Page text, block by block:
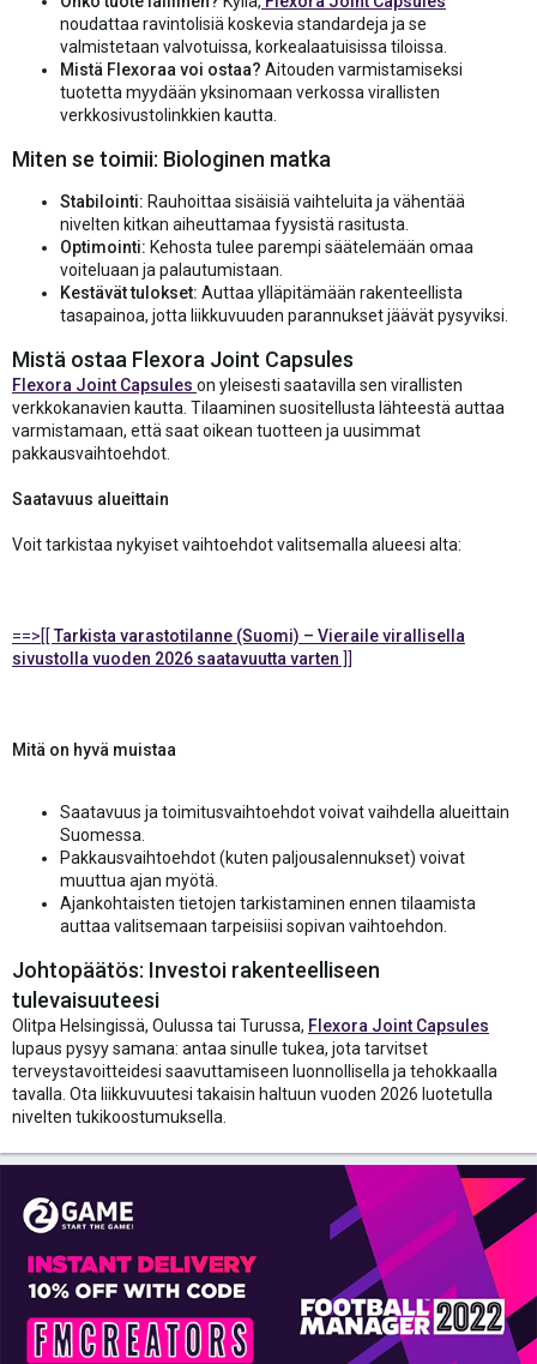
noudattaa ravintolisiä koskevia standardeja ja se
valmistetaan valvotuissa, korkealaatuisissa tiloissa.
Mistä Flexoraa voi ostaa? Aitouden varmistamiseksi
tuotetta myydään yksinomaan verkossa virallisten
verkkosivustolinkkien kautta.
Miten se toimii: Biologinen matka
Stabilointi: Rauhoittaa sisäisiä vaihteluita ja vähentää
nivelten kitkan aiheuttamaa fyysistä rasitusta.
Optimointi: Kehosta tulee parempi säätelemään omaa
voiteluaan ja palautumistaan.
Kestävät tulokset: Auttaa ylläpitämään rakenteellista
tasapainoa, jotta liikkuvuuden parannukset jäävät pysyviksi.
Mistä ostaa Flexora Joint Capsules
Flexora Joint Capsules on yleisesti saatavilla sen virallisten
verkkokanavien kautta. Tilaaminen suositellusta lähteestä auttaa
varmistamaan, että saat oikean tuotteen ja uusimmat
pakkausvaihtoehdot.
Saatavuus alueittain
Voit tarkistaa nykyiset vaihtoehdot valitsemalla alueesi alta:
==>[[ Tarkista varastotilanne (Suomi) – Vieraile virallisella
sivustolla vuoden 2026 saatavuutta varten ]]
Mitä on hyvä muistaa
Saatavuus ja toimitusvaihtoehdot voivat vaihdella alueittain
Suomessa.
Pakkausvaihtoehdot (kuten paljousalennukset) voivat
muuttua ajan myötä.
Ajankohtaisten tietojen tarkistaminen ennen tilaamista
auttaa valitsemaan tarpeisiisi sopivan vaihtoehdon.
Johtopäätös: Investoi rakenteelliseen
tulevaisuuteesi
Olitpa Helsingissä, Oulussa tai Turussa, Flexora Joint Capsules
lupaus pysyy samana: antaa sinulle tukea, jota tarvitset
terveystavoitteidesi saavuttamiseen luonnollisella ja tehokkaalla
tavalla. Ota liikkuvuutesi takaisin haltuun vuoden 2026 luotetulla
nivelten tukikoostumuksella.